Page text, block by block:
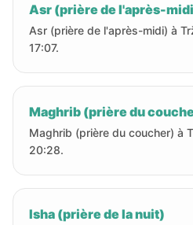
Asr (prière de l'après-
Asr (prière de l'après-midi) à
17:07.
Maghrib (prière du
Maghrib (prière du coucher) à
20:28.
Isha (prière de la nuit)